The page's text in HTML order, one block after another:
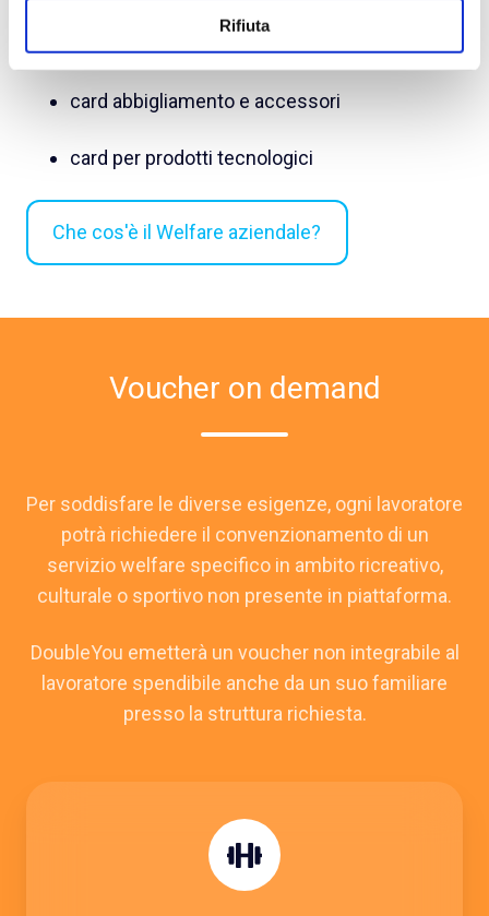
Rifiuta
card abbigliamento e accessori
card per prodotti tecnologici
Che cos'è il Welfare aziendale?
Voucher on demand
Per soddisfare le diverse esigenze, ogni lavoratore
potrà richiedere il convenzionamento di un
servizio welfare specifico in ambito ricreativo,
culturale o sportivo non presente in piattaforma.
DoubleYou emetterà un voucher non integrabile al
lavoratore spendibile anche da un suo familiare
presso la struttura richiesta.